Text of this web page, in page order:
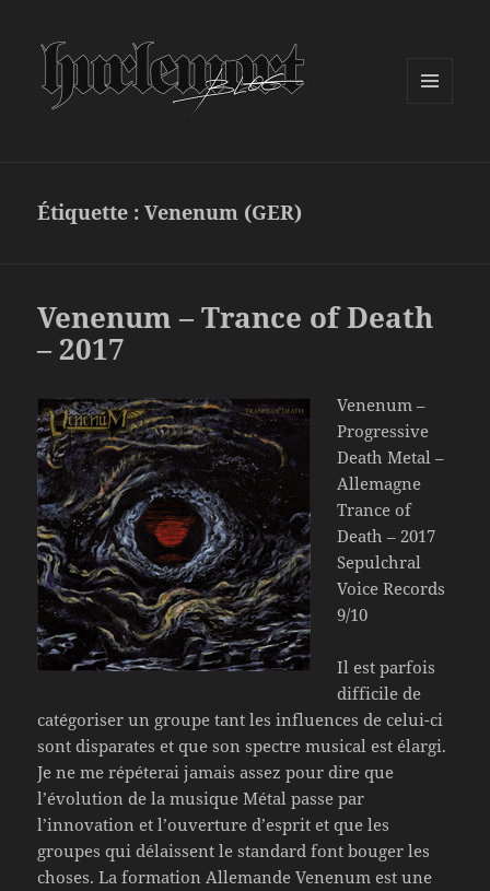
Étiquette :Venenum (GER)
Venenum – Trance of Death
– 2017
Venenum –
Progressive
Death Metal –
Allemagne
Trance of
Death – 2017
Sepulchral
Voice Records
9/10
Il est parfois
difficile de
catégoriser un groupe tant les influences de celui-ci
sont disparates et que son spectre musical est élargi.
Je ne me répéterai jamais assez pour dire que
l’évolution de la musique Métal passe par
l’innovation et l’ouverture d’esprit et que les
groupes qui délaissent le standard font bouger les
choses. La formation Allemande Venenum est une